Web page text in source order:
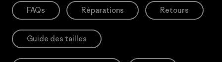
FAQs Réparations Retours
Guide des tailles